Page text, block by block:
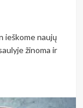
ieškome naujų
žinoma ir